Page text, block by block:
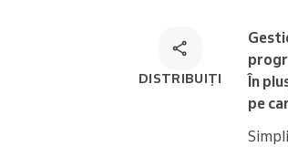
DISTRIBUIȚI
În
pe